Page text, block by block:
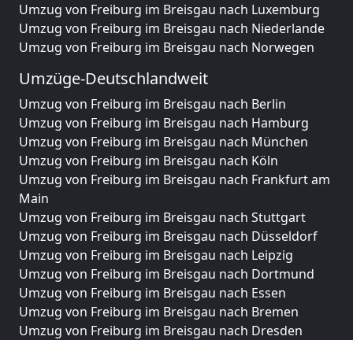
Umzug von Freiburg im Breisgau nach Luxemburg
Umzug von Freiburg im Breisgau nach Niederlande
Umzug von Freiburg im Breisgau nach Norwegen
Umzüge-Deutschlandweit
Umzug von Freiburg im Breisgau nach Berlin
Umzug von Freiburg im Breisgau nach Hamburg
Umzug von Freiburg im Breisgau nach München
Umzug von Freiburg im Breisgau nach Köln
Umzug von Freiburg im Breisgau nach Frankfurt am
Main
Umzug von Freiburg im Breisgau nach Stuttgart
Umzug von Freiburg im Breisgau nach Düsseldorf
Umzug von Freiburg im Breisgau nach Leipzig
Umzug von Freiburg im Breisgau nach Dortmund
Umzug von Freiburg im Breisgau nach Essen
Umzug von Freiburg im Breisgau nach Bremen
Umzug von Freiburg im Breisgau nach Dresden